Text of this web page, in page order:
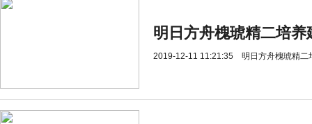
明日方舟槐琥精二培养
2019-12-11 11:21:35 明日方舟槐琥精二